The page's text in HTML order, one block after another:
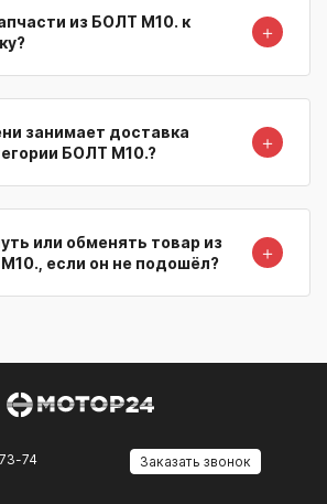
из БОЛТ М10. к
＋
занимает доставка
БОЛТ М10.?
＋
или обменять товар из
если он не подошёл?
＋
74 Заказать звонок